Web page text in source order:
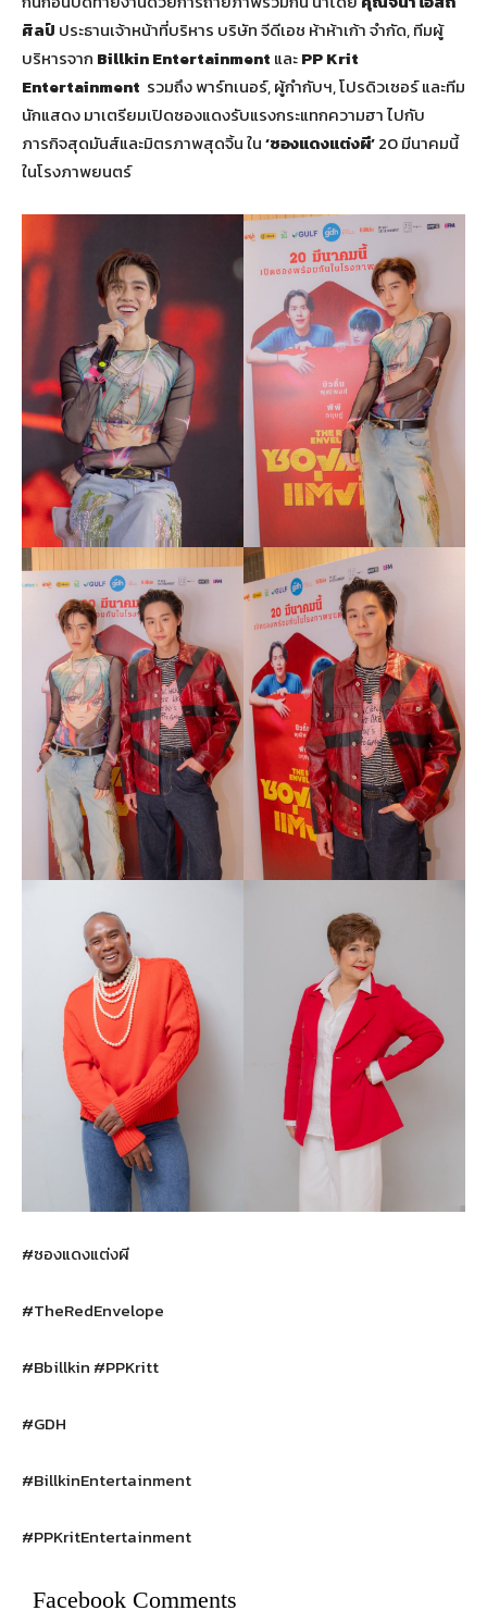
ศิลป์ ประธานเจ้าหน้าที่บริหาร บริษัท จีดีเอช ห้าห้าเก้า จำกัด, ทีมผู้
บริหารจาก Billkin Entertainment และPP Krit
Entertainment รวมถึง พาร์ทเนอร์, ผู้กำกับฯ, โปรดิวเซอร์ และทีม
นักแสดง มาเตรียมเปิดซองแดงรับแรงกระแทกความฮา ไปกับ
ภารกิจสุดมันส์และมิตรภาพสุดจิ้น ใน‘ซองแดงแต่งผี’20 มีนาคมนี้
ในโรงภาพยนตร์
#ซองแดงแต่งผี
#TheRedEnvelope
#Bbillkin #PPKritt
#GDH
#BillkinEntertainment
#PPKritEntertainment
Facebook Comments